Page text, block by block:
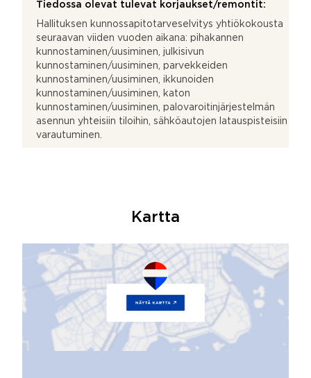
Tiedossa olevat tulevat korjaukset/remontit:
Hallituksen kunnossapitotarveselvitys yhtiökokousta
seuraavan viiden vuoden aikana: pihakannen
kunnostaminen/uusiminen, julkisivun
kunnostaminen/uusiminen, parvekkeiden
kunnostaminen/uusiminen, ikkunoiden
kunnostaminen/uusiminen, katon
kunnostaminen/uusiminen, palovaroitinjärjestelmän
asennun yhteisiin tiloihin, sähköautojen latauspisteisiin
varautuminen.
Kartta